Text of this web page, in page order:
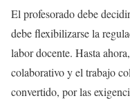
El profesorado debe
debe flexibilizarse la
labor docente. Hasta
colaborativo y el trabajo
convertido, por las